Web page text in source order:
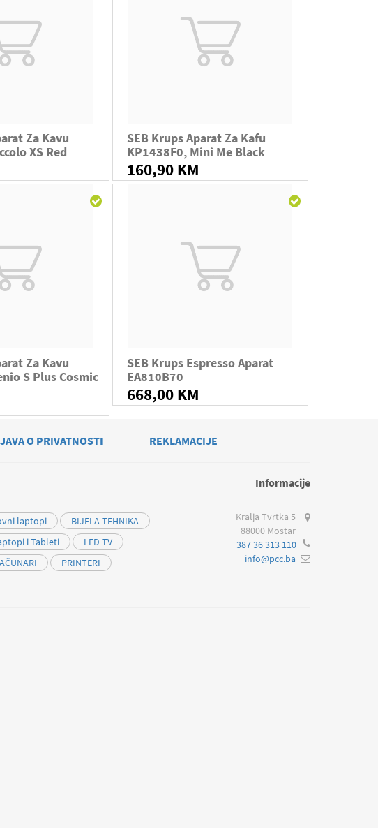
Za Kavu
XS Red
SEB Krups Aparat Za Kafu
KP1438F0, Mini Me Black
160,90 KM
Za Kavu
S Plus Cosmic
SEB Krups Espresso Aparat
EA810B70
668,00 KM
O PRIVATNOSTI REKLAMACIJE
laptopi
BIJELA TEHNIKA
i Tableti
LED TV
PRINTERI
Informacije
Kralja Tvrtka 5
88000 Mostar
+387 36 313 110
info@pcc.ba